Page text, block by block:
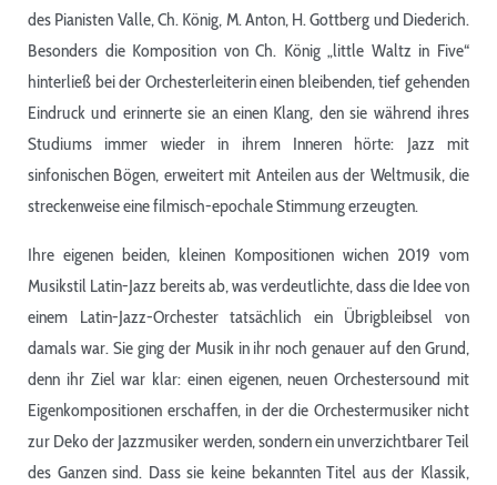
des Pianisten Valle, Ch. König, M. Anton, H. Gottberg und Diederich.
Besonders die Komposition von Ch. König „little Waltz in Five“
hinterließ bei der Orchesterleiterin einen bleibenden, tief gehenden
Eindruck und erinnerte sie an einen Klang, den sie während ihres
Studiums immer wieder in ihrem Inneren hörte: Jazz mit
sinfonischen Bögen, erweitert mit Anteilen aus der Weltmusik, die
streckenweise eine filmisch-epochale Stimmung erzeugten.
Ihre eigenen beiden, kleinen Kompositionen wichen 2019 vom
Musikstil Latin-Jazz bereits ab, was verdeutlichte, dass die Idee von
einem Latin-Jazz-Orchester tatsächlich ein Übrigbleibsel von
damals war. Sie ging der Musik in ihr noch genauer auf den Grund,
denn ihr Ziel war klar: einen eigenen, neuen Orchestersound mit
Eigenkompositionen erschaffen, in der die Orchestermusiker nicht
zur Deko der Jazzmusiker werden, sondern ein unverzichtbarer Teil
des Ganzen sind. Dass sie keine bekannten Titel aus der Klassik,